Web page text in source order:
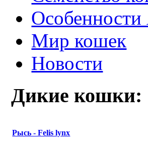
Мир кошек
Новости
Дикие кошки:
Рысь - Felis lynx